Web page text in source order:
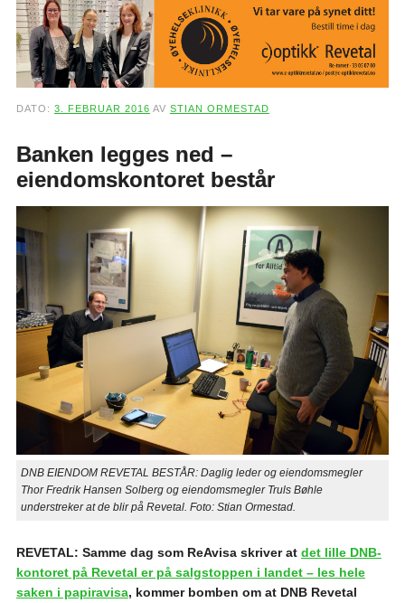
DATO: 3. FEBRUAR 2016 AV STIAN ORMESTAD
Banken legges ned –
eiendomskontoret består
DNB EIENDOM REVETAL BESTÅR: Daglig leder og eiendomsmegler
Thor Fredrik Hansen Solberg og eiendomsmegler Truls Bøhle
understreker at de blir på Revetal. Foto: Stian Ormestad.
REVETAL: Samme dag som ReAvisa skriver at det lille DNB-
kontoret på Revetal er på salgstoppen i landet – les hele
saken i papiravisa, kommer bomben om at DNB Revetal